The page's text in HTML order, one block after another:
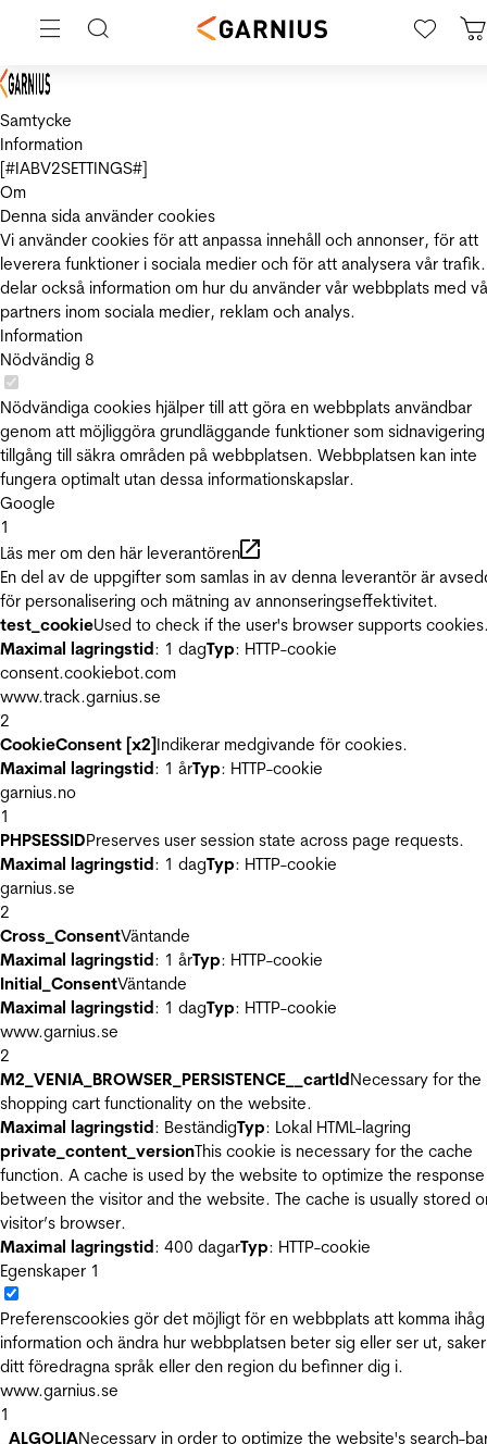
Samtycke
Information
[#IABV2SETTINGS#]
Om
Denna sida använder cookies
Vi använder cookies för att anpassa innehåll och annonser, för att
leverera funktioner i sociala medier och för att analysera vår
delar också information om hur du använder vår webbplats med
partners inom sociala medier, reklam och analys.
Information
Nödvändig 8
Nödvändiga cookies hjälper till att göra en webbplats användbar
genom att möjliggöra grundläggande funktioner som
tillgång till säkra områden på webbplatsen. Webbplatsen kan inte
fungera optimalt utan dessa informationskapslar.
Google
1
Läs mer om den här leverantören
En del av de uppgifter som samlas in av denna leverantör är
för personalisering och mätning av annonseringseffektivitet.
test_cookieUsed to check if the user's browser supports
Maximal lagringstid: 1 dagTyp: HTTP-cookie
consent.cookiebot.com
www.track.garnius.se
2
CookieConsent [x2]Indikerar medgivande för cookies.
Maximal lagringstid: 1 årTyp: HTTP-cookie
garnius.no
1
PHPSESSIDPreserves user session state across page requests.
Maximal lagringstid: 1 dagTyp: HTTP-cookie
garnius.se
2
Cross_ConsentVäntande
Maximal lagringstid: 1 årTyp: HTTP-cookie
Initial_ConsentVäntande
Maximal lagringstid: 1 dagTyp: HTTP-cookie
www.garnius.se
2
M2_VENIA_BROWSER_PERSISTENCE__cartIdNecessary for the
shopping cart functionality on the website.
Maximal lagringstid: BeständigTyp: Lokal HTML-lagring
private_content_versionThis cookie is necessary for the cache
function. A cache is used by the website to optimize the
between the visitor and the website. The cache is usually stored
visitor’s browser.
Maximal lagringstid: 400 dagarTyp: HTTP-cookie
Egenskaper 1
Preferenscookies gör det möjligt för en webbplats att komma ihåg
information och ändra hur webbplatsen beter sig eller ser ut,
ditt föredragna språk eller den region du befinner dig i.
www.garnius.se
1
_ALGOLIANecessary in order to optimize the website's search-